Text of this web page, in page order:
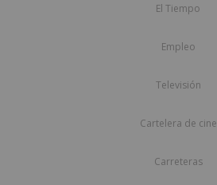
El Tiempo
Empleo
Televisión
Cartelera de cine
Carreteras